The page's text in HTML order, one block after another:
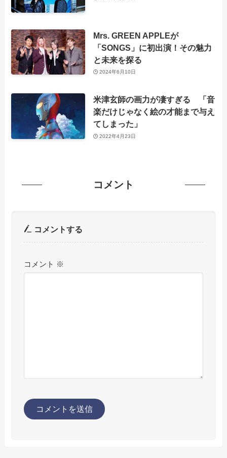
Mrs. GREEN APPLEが
「SONGS」に初出演！その魅力
と未来を探る
2024年6月10日
米津玄師の画力が凄すぎる 「音
楽だけじゃなく絵の才能まで与え
てしまった」
2022年4月23日
コメント
コメントする
コメント ※